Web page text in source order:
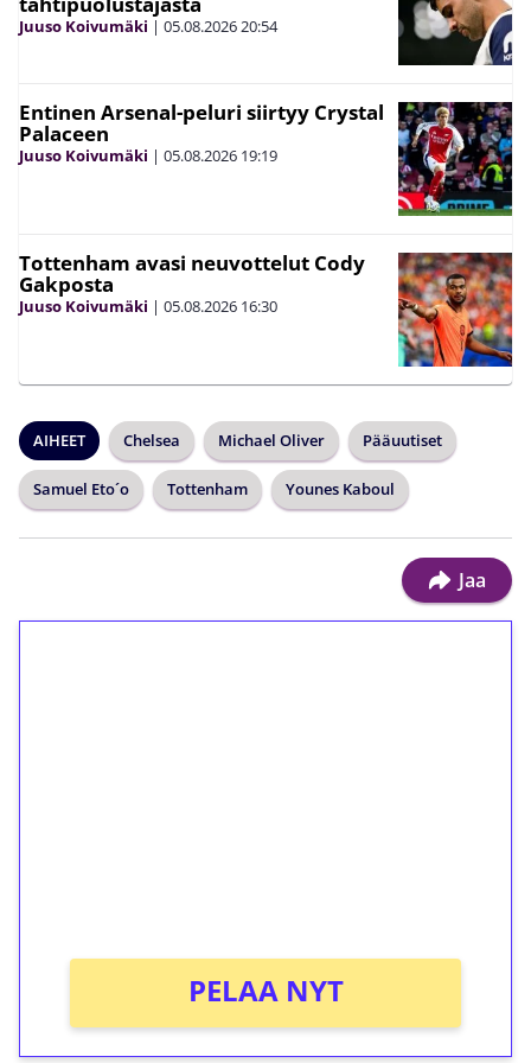
Juuso Koivumäki | 05.08.202620:54
Entinen Arsenal-peluri siirtyy Crystal
Palaceen
Juuso Koivumäki | 05.08.2026 19:19
Tottenham avasi neuvottelut Cody
Gakposta
Juuso Koivumäki | 05.08.2026 16:30
AIHEET Chelsea Michael Oliver Pääuutiset
Samuel Eto´o Tottenham Younes Kaboul
Jaa
PELAA NYT